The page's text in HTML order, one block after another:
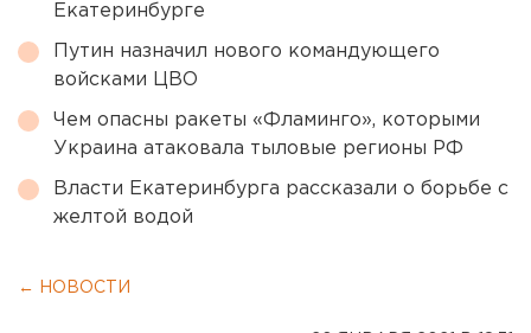
Екатеринбурге
Путин назначил нового командующего
войсками ЦВО
Чем опасны ракеты «Фламинго», которыми
Украина атаковала тыловые регионы РФ
Власти Екатеринбурга рассказали о борьбе с
желтой водой
← НОВОСТИ